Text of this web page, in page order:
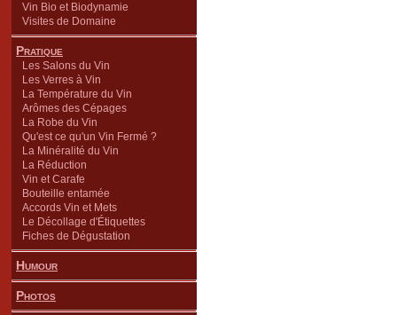
Vin Bio et Biodynamie
Visites de Domaine
Pratique
Les Salons du Vin
Les Verres à Vin
La Température du Vin
Arômes des Cépages
La Robe du Vin
Qu'est ce qu'un Vin Fermé ?
La Minéralité du Vin
La Réduction
Vin et Carafe
Bouteille entamée
Accords Vin et Mets
Le Décollage d'Étiquettes
Fiches de Dégustation
Humour
Photos